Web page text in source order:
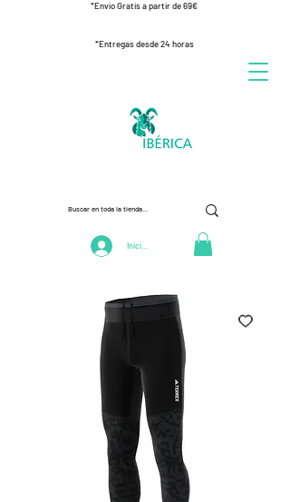
*Envío Gratis a partir de 69€
*Entregas desde 24 horas
Iniciar Sesión